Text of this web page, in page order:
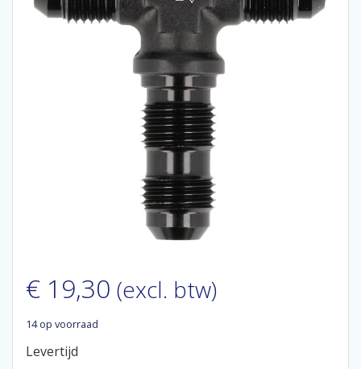
€ 19,30 (excl. btw)
14 op voorraad
Levertijd